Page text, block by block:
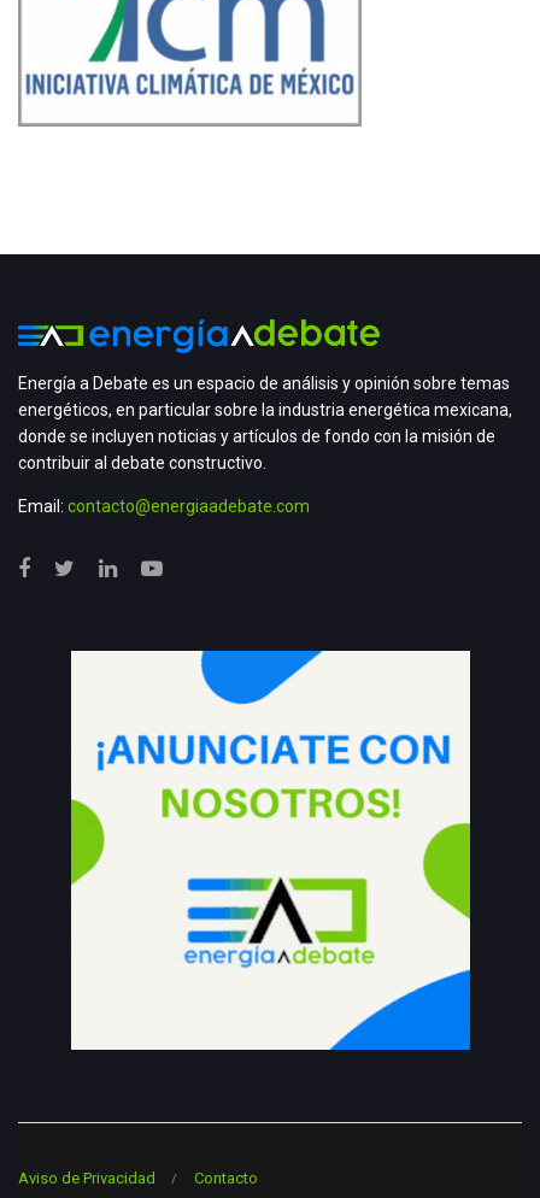
Energía a Debate es un espacio de análisis y opinión sobre temas
energéticos, en particular sobre la industria energética mexicana,
donde se incluyen noticias y artículos de fondo con la misión de
contribuir al debate constructivo.
Email: contacto@energiaadebate.com
Aviso de Privacidad Contacto